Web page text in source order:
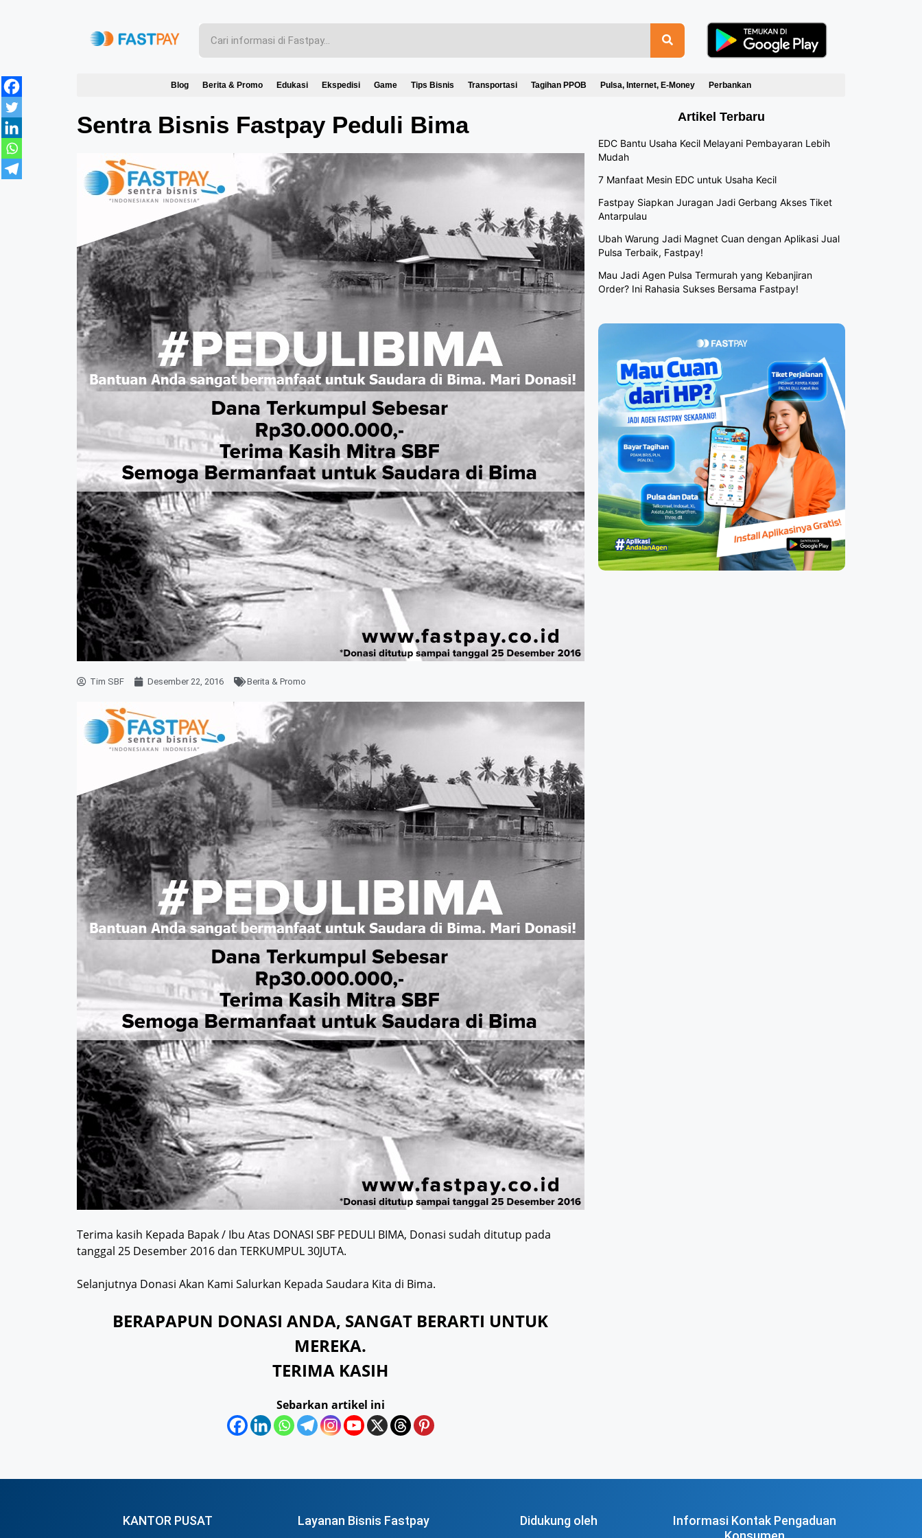
Blog Berita & Promo Edukasi Ekspedisi Game Tips Bisnis Transportasi Tagihan PPOB Pulsa, Internet, E-Money Perbankan
Sentra Bisnis Fastpay Peduli Bima
Tim SBF Desember 22, 2016 Berita & Promo
Terima kasih Kepada Bapak / Ibu Atas DONASI SBF PEDULI BIMA, Donasi sudah ditutup pada
tanggal 25 Desember 2016 dan TERKUMPUL 30JUTA.
Selanjutnya Donasi Akan Kami Salurkan Kepada Saudara Kita di Bima.
BERAPAPUN DONASI ANDA, SANGAT BERARTI UNTUK
MEREKA.
TERIMA KASIH
Sebarkan artikel ini
Artikel Terbaru
EDC Bantu Usaha Kecil Melayani Pembayaran Lebih
Mudah
7 Manfaat Mesin EDC untuk Usaha Kecil
Fastpay Siapkan Juragan Jadi Gerbang Akses Tiket
Antarpulau
Ubah Warung Jadi Magnet Cuan dengan Aplikasi Jual
Pulsa Terbaik, Fastpay!
Mau Jadi Agen Pulsa Termurah yang Kebanjiran
Order? Ini Rahasia Sukses Bersama Fastpay!
KANTOR PUSAT Layanan Bisnis Fastpay Didukung oleh
Informasi Kontak Pengaduan